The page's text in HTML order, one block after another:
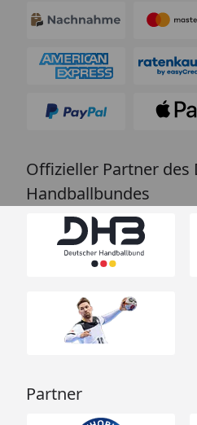
Offizieller Partner des
Handballbundes
Partner